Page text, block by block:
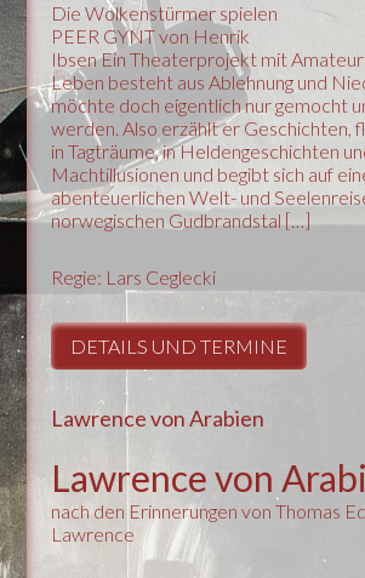
Die Wolkenstürmer spielen
PEER GYNT von Henrik
Ibsen Ein Theaterprojekt mit
Leben besteht aus Ablehnung und
möchte doch eigentlich nur gemocht
werden. Also erzählt er Geschichten,
in Tagträume, in Heldengeschichten
Machtillusionen und begibt sich auf
abenteuerlichen Welt- und
norwegischen Gudbrandstal […]
Regie: Lars Ceglecki
DETAILS UND TERMINE
Lawrence von Arabien
Lawrence von
nach den Erinnerungen von Thomas
Lawrence